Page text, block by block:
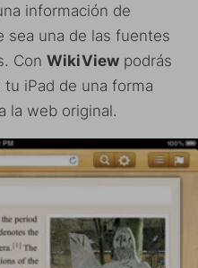
información de
sea una de las fuentes
Con WikiView podrás
iPad de una forma
a la web original.